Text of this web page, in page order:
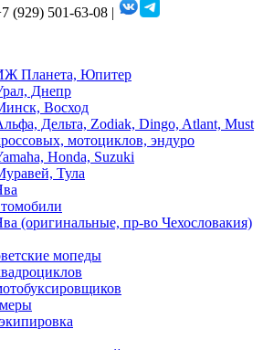
(929) 501-63-08 |
Планета, Юпитер
Днепр
Восход
Дельта, Zodiak, Dingo, Atlant, Must
мотоциклов, эндуро
Honda, Suzuki
Тула
(оригинальные, пр-во Чехословакия)
мопеды